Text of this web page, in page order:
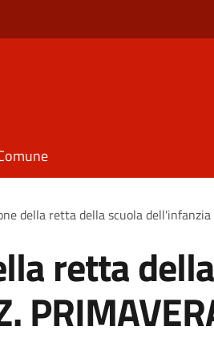
della retta della scuola dell'infanzia
retta della